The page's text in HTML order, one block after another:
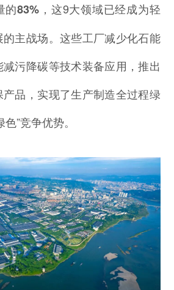
的83% ，这9大领域已经成为轻
主战场。这些工厂减少化石能
污降碳等技术装备应用，推出
品，实现了生产制造全过程绿
”竞争优势。